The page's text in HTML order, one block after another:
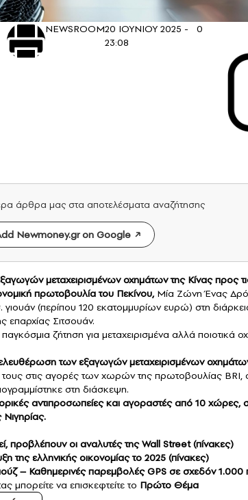
NEWSROOM20 ΙΟΥΝΙΟΥ 2025 -
23:08
0
άρθρα μας στα αποτελέσματα αναζήτησης
Newmoney.gr on Google
μεταχειρισμένων οχημάτωντης Κίνας προς
πρωτοβουλία του Πεκίνου,Μία Ζώνη Ένας
(περίπου 120 εκατομμυρίων ευρώ) στη
επαρχίας Σιτσουάν.
ζήτηση για μεταχειρισμένα αλλά ποιοτικά
των εξαγωγών μεταχειρισμένων
στις αγορές των χωρών της πρωτοβουλίας BRI,
στη διάσκεψη.
αντιπροσωπείες και αγοραστές από 10 χώρες,
προβλέπουν οι αναλυτές της Wall Street (πίνακες)
της ελληνικής οικονομίας το 2025 (πίνακες)
– Καθημερινές παρεμβολές GPS σε σχεδόν 1.000
μπορείτε να επισκεφτείτε το Πρώτο Θέμα